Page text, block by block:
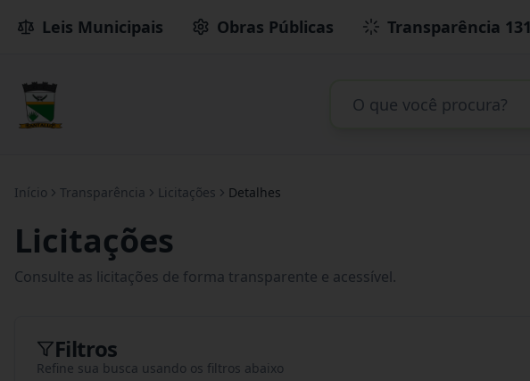
Leis Municipais Obras Públicas Transparência 131
Início Transparência Licitações Detalhes
Licitações
Consulte as licitações de forma transparente e acessível.
Filtros
Refine sua busca usando os filtros abaixo